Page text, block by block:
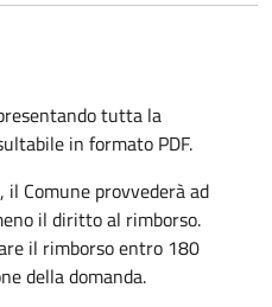
tutta la
in formato PDF.
Comune provvederà ad
il diritto al rimborso.
il rimborso entro 180
della domanda.